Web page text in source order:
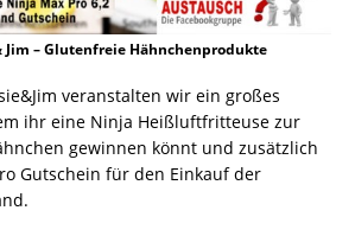
Jim – Glutenfreie Hähnchenprodukte
veranstalten wir ein großes
ihr eine Ninja Heißluftfritteuse zur
gewinnen könnt und zusätzlich
Gutschein für den Einkauf der